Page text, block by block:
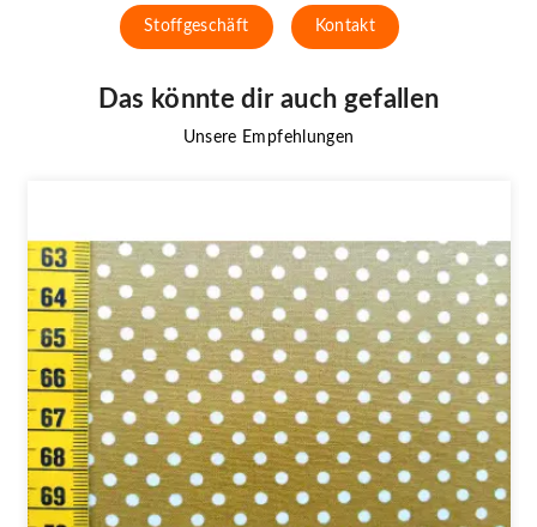
Stoffgeschäft Kontakt
Das könnte dir auch gefallen
Unsere Empfehlungen